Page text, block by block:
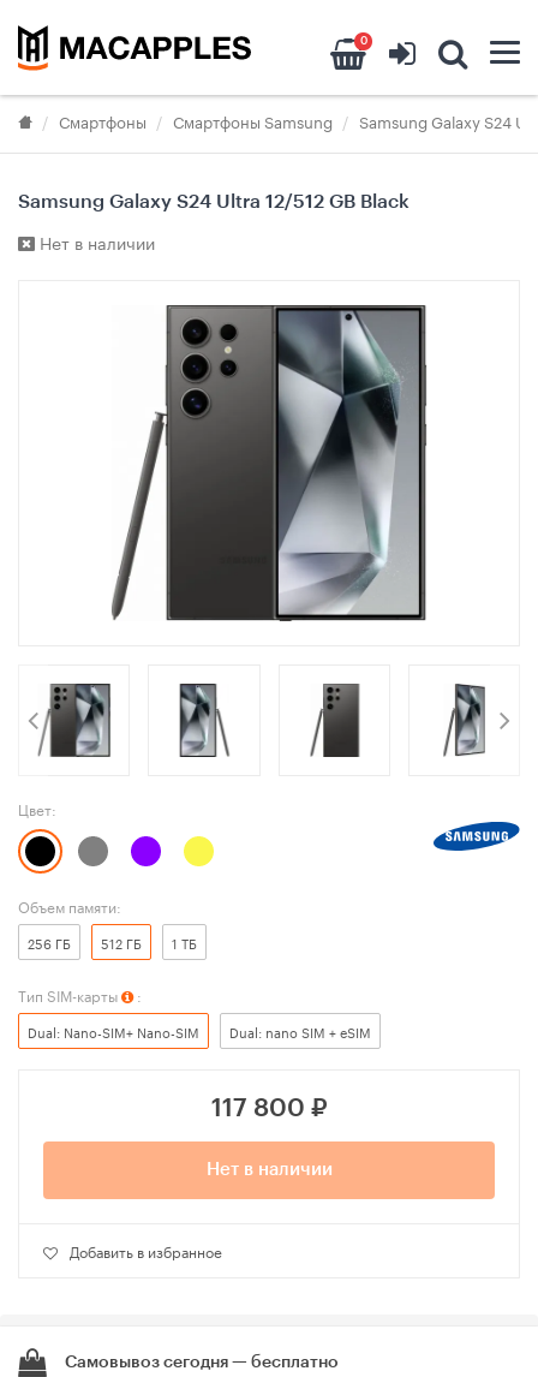
0
Смартфоны Смартфоны Samsung Samsung Galaxy S24
Samsung Galaxy S24 Ultra 12/512 GB Black
Нет в наличии
Цвет:
Объем памяти:
256 ГБ 512 ГБ 1 ТБ
Тип SIM-карты :
Dual: Nano-SIM+ Nano-SIM Dual: nano SIM + eSIM
117 800 ₽
Нет в наличии
Добавить в избранное
Самовывоз сегодня — бесплатно